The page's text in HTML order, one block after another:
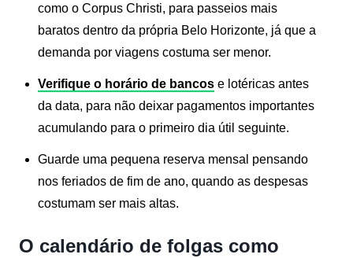
como o Corpus Christi, para passeios mais
baratos dentro da própria Belo Horizonte, já que a
demanda por viagens costuma ser menor.
Verifique o horário de bancos e lotéricas antes
da data, para não deixar pagamentos importantes
acumulando para o primeiro dia útil seguinte.
Guarde uma pequena reserva mensal pensando
nos feriados de fim de ano, quando as despesas
costumam ser mais altas.
O calendário de folgas como